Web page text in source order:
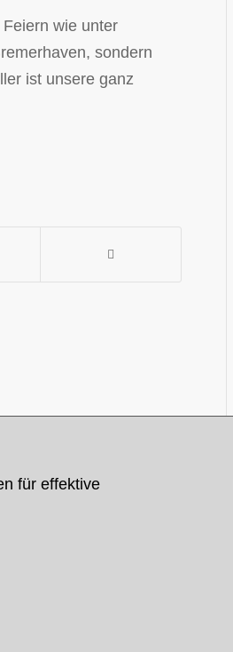
wie unter
sondern
ist unsere ganz
für effektive